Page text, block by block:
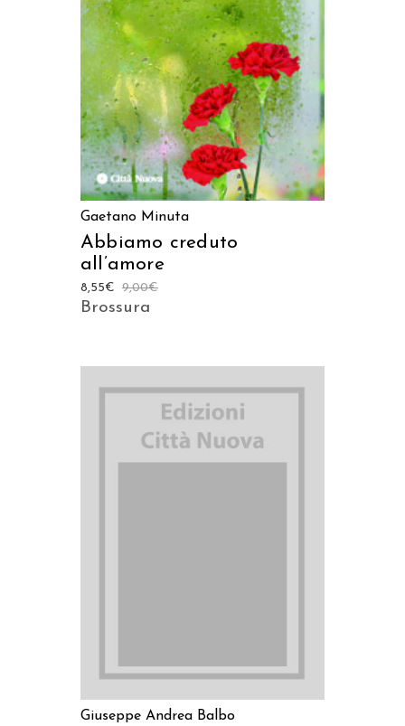
AGGIUNGI AL CARRELLO
Gaetano Minuta
Abbiamo creduto
all’amore
9,00€
8,55€
Brossura
Giuseppe Andrea Balbo